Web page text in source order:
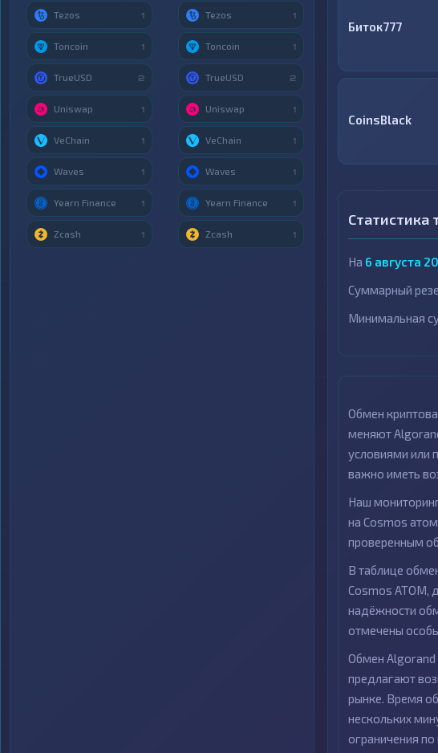
Биток777
CoinsBlack
Статистика
На 6 августа
Суммарный
Минимальная
Обмен
меняют
условиями или
важно иметь
Наш
на Cosmos
проверенным
В таблице
Cosmos ATOM,
надёжности
отмечены
Обмен Algorand
предлагают
рынке. Время
нескольких
ограничения
Tezos 1
Toncoin 1
TrueUSD 2
Uniswap 1
VeChain 1
Waves 1
Yearn Finance 1
Zcash 1
Tezos 1
Toncoin 1
TrueUSD 2
Uniswap 1
VeChain 1
Waves 1
Yearn Finance 1
Zcash 1